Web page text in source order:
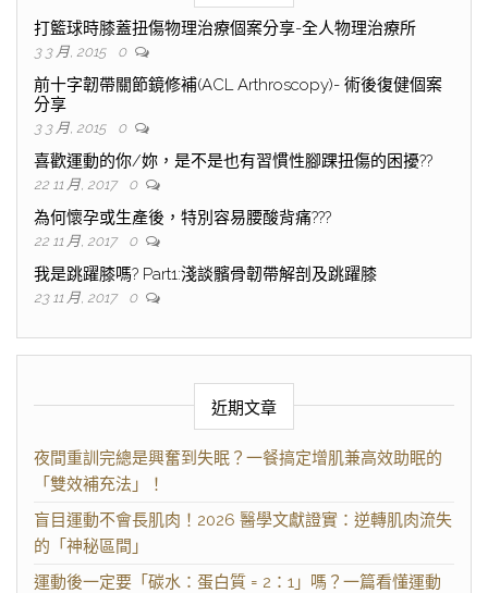
打籃球時膝蓋扭傷物理治療個案分享-全人物理治療所
3 3 月, 2015 0
前十字韌帶關節鏡修補(ACL Arthroscopy)- 術後復健個案
分享
3 3 月, 2015 0
喜歡運動的你/妳，是不是也有習慣性腳踝扭傷的困擾??
22 11 月, 2017 0
為何懷孕或生產後，特別容易腰酸背痛???
22 11 月, 2017 0
我是跳躍膝嗎? Part1:淺談髕骨韌帶解剖及跳躍膝
23 11 月, 2017 0
近期文章
夜間重訓完總是興奮到失眠？一餐搞定增肌兼高效助眠的
「雙效補充法」！
盲目運動不會長肌肉！2026 醫學文獻證實：逆轉肌肉流失
的「神秘區間」
運動後一定要「碳水：蛋白質 = 2：1」嗎？一篇看懂運動